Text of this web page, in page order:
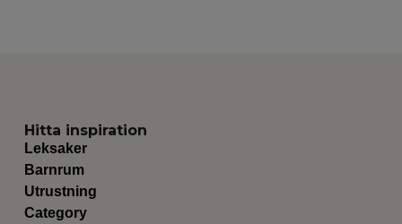
Hitta inspiration
Leksaker
Barnrum
Utrustning
Category